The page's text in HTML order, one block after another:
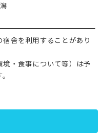
舎を利用することがあり
・食事について等）は予